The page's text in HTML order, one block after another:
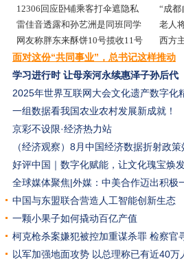
热
12306回应卧铺乘客打伞遮隐私
新
“成都
雷佳音透露和孙艺洲是同班同学
老人
酮症
网友称胖东来酥饼10号揽收11号
生产
西方
面对这份“共同事业”，总书记这样推动
学习进行时 让母亲河永续惠泽子孙后代
2025年世界互联网大会文化遗产数字化
一组数据看我国农业农村发展新成就！
京彩不设限·经济热力站
（经济观察）8月中国经济数据折射政
好评中国｜数字化赋能，让文化瑰宝焕
全球媒体聚焦|外媒：中美合作迈出积极
中国与东盟联合营造人工智能创新生态
一颗小果子如何撬动百亿产值
柯克枪杀案嫌犯被控加重谋杀罪 检察官
以军加强地面攻势 以总理称已有近40万